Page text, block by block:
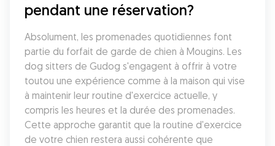
pendant une réservation?
Absolument, les promenades quotidiennes font
partie du forfait de garde de chien à Mougins. Les
dog sitters de Gudog s'engagent à offrir à votre
toutou une expérience comme à la maison qui vise
à maintenir leur routine d'exercice actuelle, y
compris les heures et la durée des promenades.
Cette approche garantit que la routine d'exercice
de votre chien restera aussi cohérente que